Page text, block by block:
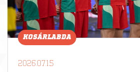
KOSÁRLABDA
2026.07.15